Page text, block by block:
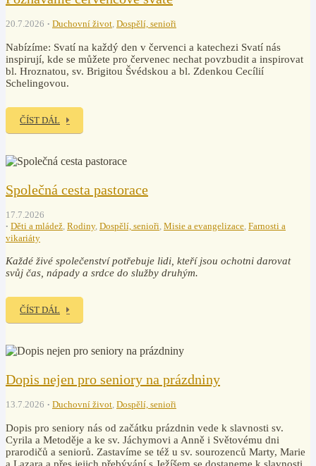
20.7.2026 Duchovní život, Dospělí, senioři
Nabízíme: Svatí na každý den v červenci a katechezi Svatí nás
inspirují, kde se můžete pro červenec nechat povzbudit a inspirovat
bl. Hroznatou, sv. Brigitou Švédskou a bl. Zdenkou Cecílií
Schelingovou.
ČÍST DÁL
Společná cesta pastorace
17.7.2026
Děti a mládež, Rodiny, Dospělí, senioři, Misie a evangelizace, Farnosti a
vikariáty
Každé živé společenství potřebuje lidi, kteří jsou ochotni darovat
svůj čas, nápady a srdce do služby druhým.
ČÍST DÁL
Dopis nejen pro seniory na prázdniny
13.7.2026 Duchovní život, Dospělí, senioři
Dopis pro seniory nás od začátku prázdnin vede k slavnosti sv.
Cyrila a Metoděje a ke sv. Jáchymovi a Anně i Světovému dni
prarodičů a seniorů. Zastavíme se též u sv. sourozenců Marty, Marie